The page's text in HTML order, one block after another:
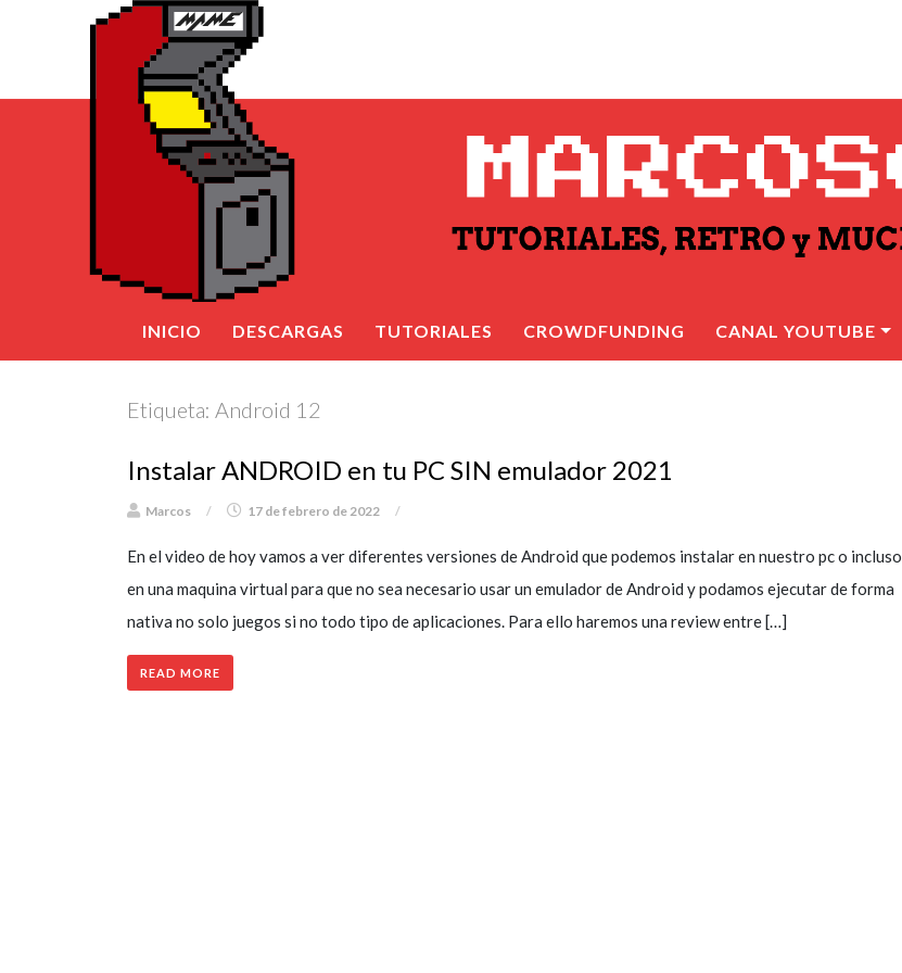
INICIO DESCARGAS TUTORIALES CROWDFUNDING CANAL YOUTUBE
Etiqueta: Android 12
Instalar ANDROID en tu PC SIN emulador 2021
Marcos / 17 de febrero de 2022 /
En el video de hoy vamos a ver diferentes versiones de Android que podemos instalar en nuestro pc o incluso
en una maquina virtual para que no sea necesario usar un emulador de Android y podamos ejecutar de forma
nativa no solo juegos si no todo tipo de aplicaciones. Para ello haremos una review entre […]
READ MORE